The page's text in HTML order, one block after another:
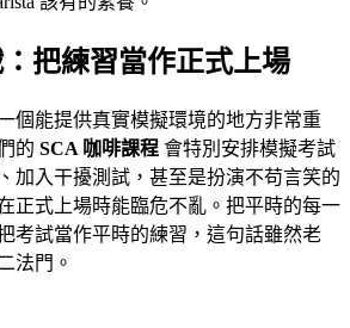
把練習當作正式上場
個能提供真實模擬環境的地方非常重
的 SCA 咖啡課程 會特別安排模擬考試
加入干擾測試，甚至是扮演不苟言笑的
正式上場時能臨危不亂。把平時的每一
考試當作平時的練習，這句話雖然老
法門。